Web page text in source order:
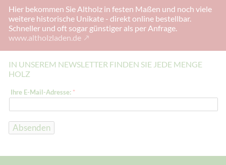
Hier bekommen Sie Altholz in festen Maßen und noch viele
weitere historische Unikate - direkt online bestellbar.
Schneller und oft sogar günstiger als per Anfrage.
www.altholzladen.de
IN UNSEREM NEWSLETTER FINDEN SIE JEDE MENGE
HOLZ
-
a
-
r
Ihre E-Mail-Adresse: *
Absenden